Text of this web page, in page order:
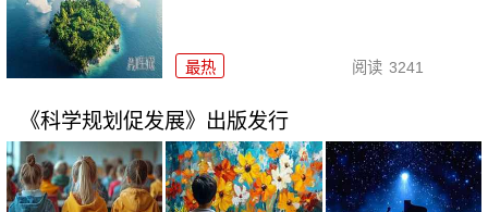
最热 阅读 3241
《科学规划促发展》出版发行